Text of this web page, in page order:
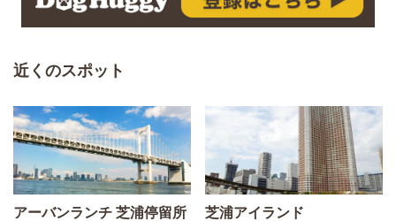
近くのスポット
アーバンランチ 芝浦停留所 芝浦アイランド